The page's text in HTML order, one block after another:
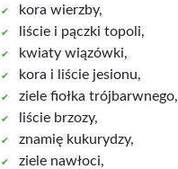
kora wierzby,
liście i pączki topoli,
kwiaty wiązówki,
kora i liście jesionu,
ziele fiołka trójbarwnego,
liście brzozy,
znamię kukurydzy,
ziele nawłoci,